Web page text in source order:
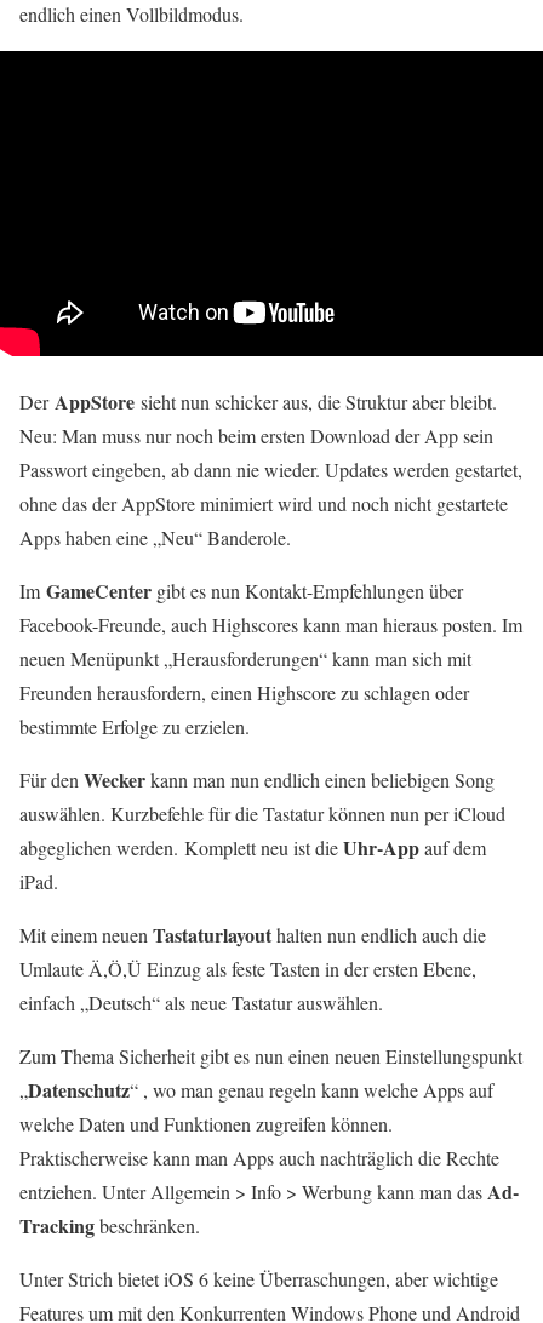
endlich einen Vollbildmodus.
DerAppStore sieht nun schicker aus, die Struktur aber bleibt.
Neu: Man muss nur noch beim ersten Download der App sein
Passwort eingeben, ab dann nie wieder. Updates werden gestartet,
ohne das der AppStore minimiert wird und noch nicht gestartete
Apps haben eine „Neu“ Banderole.
Im GameCenter gibt es nun Kontakt-Empfehlungen über
Facebook-Freunde, auch Highscores kann man hieraus posten. Im
neuen Menüpunkt „Herausforderungen“ kann man sich mit
Freunden herausfordern, einen Highscore zu schlagen oder
bestimmte Erfolge zu erzielen.
Für denWeckerkann man nun endlich einen beliebigen Song
auswählen. Kurzbefehle für die Tastatur können nun per iCloud
abgeglichen werden. Komplett neu ist dieUhr-Appauf dem
iPad.
Mit einem neuenTastaturlayouthalten nun endlich auch die
Umlaute Ä,Ö,Ü Einzug als feste Tasten in der ersten Ebene,
einfach „Deutsch“ als neue Tastatur auswählen.
Zum Thema Sicherheit gibt es nun einen neuen Einstellungspunkt
„Datenschutz“ , wo man genau regeln kann welche Apps auf
welche Daten und Funktionen zugreifen können.
Praktischerweise kann man Apps auch nachträglich die Rechte
entziehen. Unter Allgemein > Info > Werbung kann man dasAd-
Trackingbeschränken.
Unter Strich bietet iOS 6 keine Überraschungen, aber wichtige
Features um mit den Konkurrenten Windows Phone und Android